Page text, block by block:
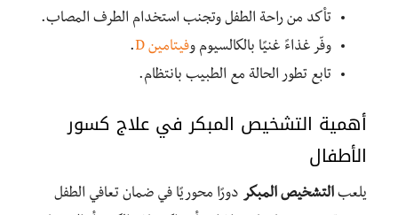
تأكد من راحة الطفل وتجنب استخدام الطرف المصاب.
وفّر غذاءً غنيًا بالكالسيوم وفيتامين D
.
تابع تطور الحالة مع الطبيب بانتظام.
أهمية التشخيص المبكر في علاج كسور
الأطفال
يلعب التشخيص المبكر دورًا محوريًا في ضمان تعافي الطفل